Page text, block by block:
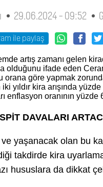
29.06.2024 - 09:52
ile paylaş
artış zamanı gelen
olduğunu ifade eden
orana göre yapmak
yıldır kira arışında
enflasyon oranının yüzde
DAVALARI
yaşanacak olan bu
takdirde kira
hususlara da dikkat